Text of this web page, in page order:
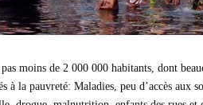
moins de 2 000 000 habitants, dont
à la pauvreté: Maladies, peu d’accès